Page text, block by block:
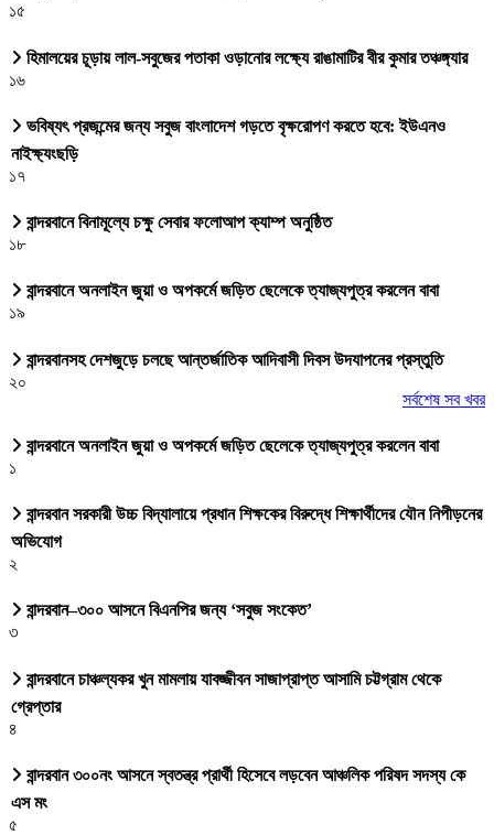
১৫
হিমালয়ের চূড়ায় লাল-সবুজের পতাকা ওড়ানোর লক্ষ্যে রাঙামাটির বীর কুমার তঞ্চঙ্গ্যার
১৬
ভবিষ্যৎ প্রজন্মের জন্য সবুজ বাংলাদেশ গড়তে বৃক্ষরোপণ করতে হবে: ইউএনও
নাইক্ষ্যংছড়ি
১৭
বান্দরবানে বিনামূল্যে চক্ষু সেবার ফলোআপ ক্যাম্প অনুষ্ঠিত
১৮
বান্দরবানে অনলাইন জুয়া ও অপকর্মে জড়িত ছেলেকে ত্যাজ্যপুত্র করলেন বাবা
১৯
বান্দরবানসহ দেশজুড়ে চলছে আন্তর্জাতিক আদিবাসী দিবস উদযাপনের প্রস্তুতি
২০
সর্বশেষ সব খবর
বান্দরবানে অনলাইন জুয়া ও অপকর্মে জড়িত ছেলেকে ত্যাজ্যপুত্র করলেন বাবা
১
বান্দরবান সরকারী উচ্চ বিদ্যালায়ে প্রধান শিক্ষকের বিরুদ্ধে শিক্ষার্থীদের যৌন নিপীড়নের
অভিযোগ
২
বান্দরবান–৩০০ আসনে বিএনপির জন্য ‘সবুজ সংকেত’
৩
বান্দরবানে চাঞ্চল্যকর খুন মামলায় যাবজ্জীবন সাজাপ্রাপ্ত আসামি চট্টগ্রাম থেকে
গ্রেপ্তার
৪
বান্দরবান ৩০০নং আসনে স্বতন্ত্র প্রার্থী হিসেবে লড়বেন আঞ্চলিক পরিষদ সদস্য কে
এস মং
৫